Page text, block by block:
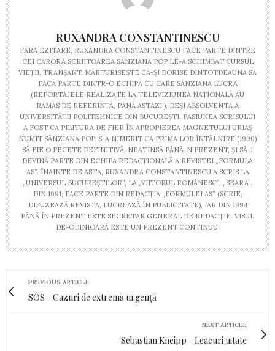
RUXANDRA CONSTANTINESCU
FĂRĂ EZITARE, RUXANDRA CONSTANTINESCU FACE PARTE DINTRE
CEI CĂRORA SCRIITOAREA SÂNZIANA POP LE-A SCHIMBAT CURSUL
VIEȚII, TRANȘANT. MĂRTURISEȘTE CĂ-ȘI DORISE DINTOTDEAUNA SĂ
FACĂ PARTE DINTR-O ECHIPĂ CU CARE SÂNZIANA LUCRA
(REPORTAJELE REALIZATE LA TELEVIZIUNEA NAȚIONALĂ AU
RĂMAS DE REFERINȚĂ, PÂNĂ ASTĂZI!). DEȘI ABSOLVENTĂ A
UNIVERSITĂȚII POLITEHNICE DIN BUCUREȘTI, PASIUNEA SCRISULUI
A FOST CA PILITURA DE FIER ÎN APROPIEREA MAGNETULUI URIAȘ
NUMIT SÂNZIANA POP. S-A NIMERIT CA PRIMA LOR ÎNTÂLNIRE (1990)
SĂ FIE O PECETE DEFINITIVĂ, NEATINSĂ PÂNĂ-N PREZENT, ȘI SĂ-I
DEVINĂ PARTE DIN ECHIPA REDACȚIONALĂ A REVISTEI „FORMULA
AS”. ÎNAINTE DE ASTA, RUXANDRA CONSTANTINESCU A SCRIS LA
„UNIVERSUL BUCUREȘTILOR”, LA „VIITORUL ROMÂNESC”, „SEARA”.
DIN 1991, FACE PARTE DIN REDACȚIA „FORMULEI AS” (SCRIE,
DIFUZEAZĂ REVISTA, LUCREAZĂ ÎN PUBLICITATE), IAR DIN 1994
PÂNĂ ÎN PREZENT ESTE SECRETAR GENERAL DE REDACȚIE. VISUL
DE-ODINIOARĂ ESTE UN PREZENT CONTINUU.
PREVIOUS ARTICLE
SOS - Cazuri de extremă urgență
NEXT ARTICLE
Sebastian Kneipp - Leacuri uitate